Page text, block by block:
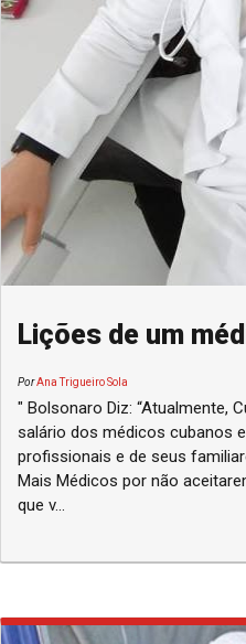
Lições de um
PorAna Trigueiro Sola
" Bolsonaro Diz: “Atualmente,
salário dos médicos cubanos
profissionais e de seus
Mais Médicos por não
que v...